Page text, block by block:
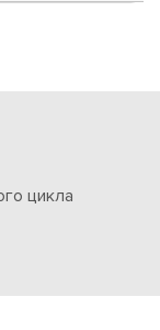
цикла